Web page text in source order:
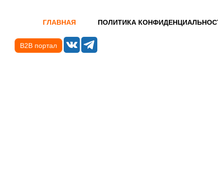
ГЛАВНАЯ ПОЛИТИКА
B2B портал